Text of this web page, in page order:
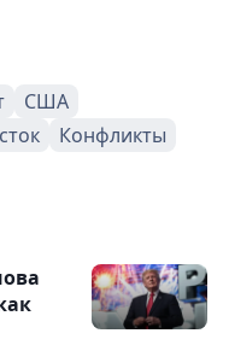
США
Конфликты